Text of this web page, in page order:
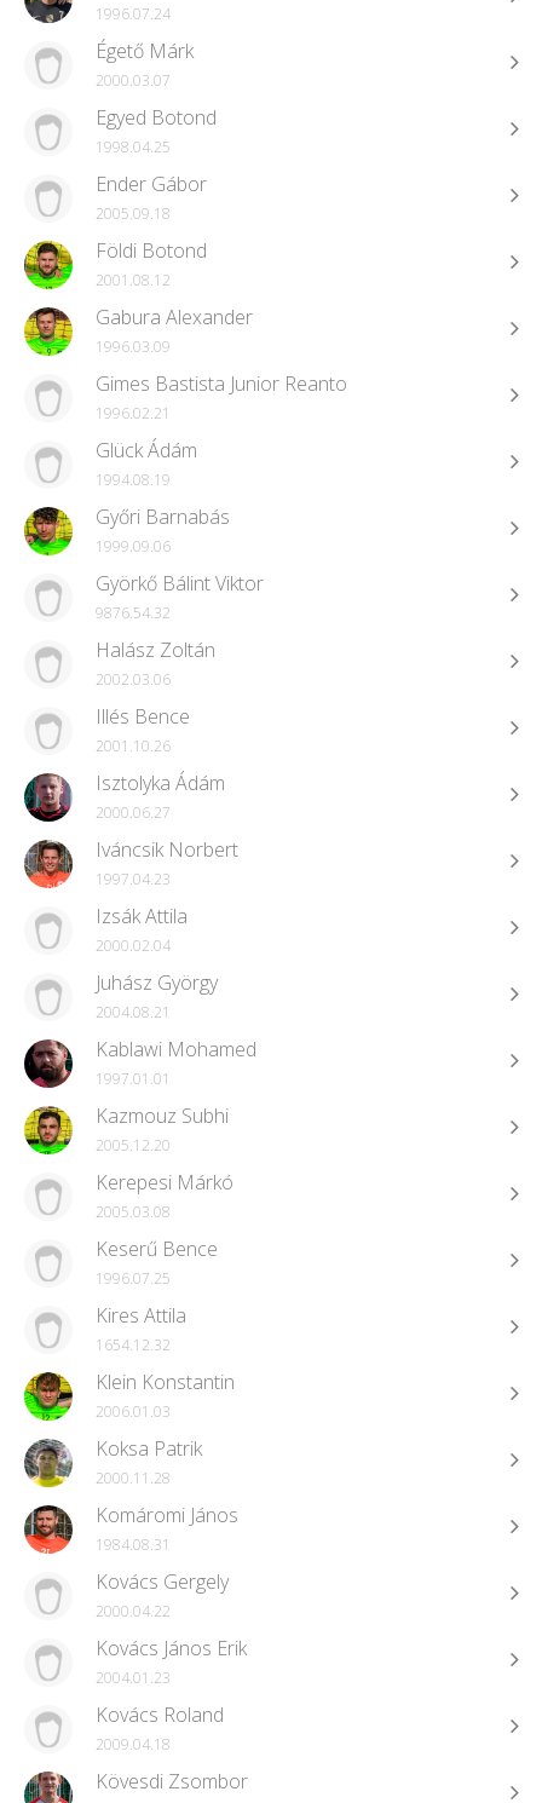
1996.07.24
Égető Márk
2000.03.07
Egyed Botond
1998.04.25
Ender Gábor
2005.09.18
Földi Botond
2001.08.12
Gabura Alexander
1996.03.09
Gimes Bastista Junior Reanto
1996.02.21
Glück Ádám
1994.08.19
Győri Barnabás
1999.09.06
Györkő Bálint Viktor
9876.54.32
Halász Zoltán
2002.03.06
Illés Bence
2001.10.26
Isztolyka Ádám
2000.06.27
Iváncsik Norbert
1997.04.23
Izsák Attila
2000.02.04
Juhász György
2004.08.21
Kablawi Mohamed
1997.01.01
Kazmouz Subhi
2005.12.20
Kerepesi Márkó
2005.03.08
Keserű Bence
1996.07.25
Kires Attila
1654.12.32
Klein Konstantin
2006.01.03
Koksa Patrik
2000.11.28
Komáromi János
1984.08.31
Kovács Gergely
2000.04.22
Kovács János Erik
2004.01.23
Kovács Roland
2009.04.18
Kövesdi Zsombor